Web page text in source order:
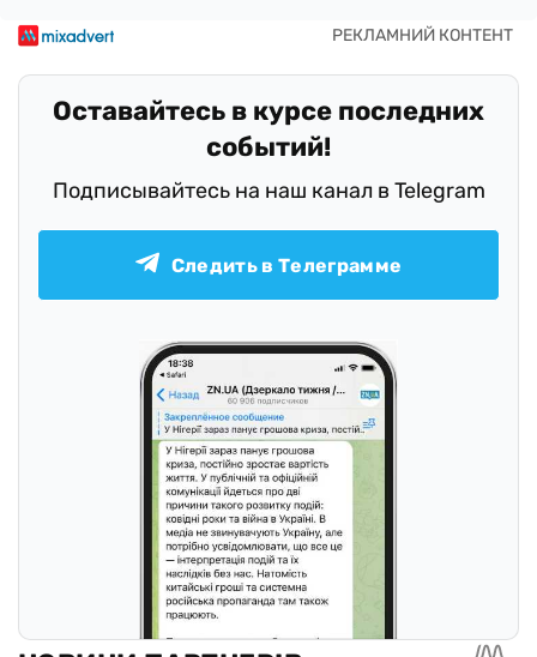
Оставайтесь в курсе последних
событий!
Подписывайтесь на наш канал в Telegram
Следить в Телеграмме